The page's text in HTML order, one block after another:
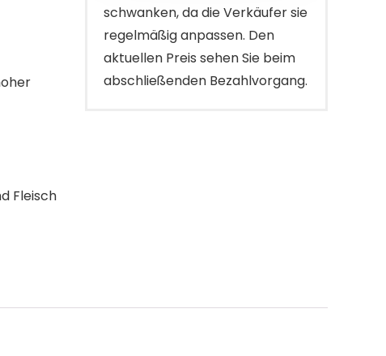
Fleisch
schwanken, da die Verkäufer sie
regelmäßig anpassen. Den
aktuellen Preis sehen Sie beim
abschließenden Bezahlvorgang.